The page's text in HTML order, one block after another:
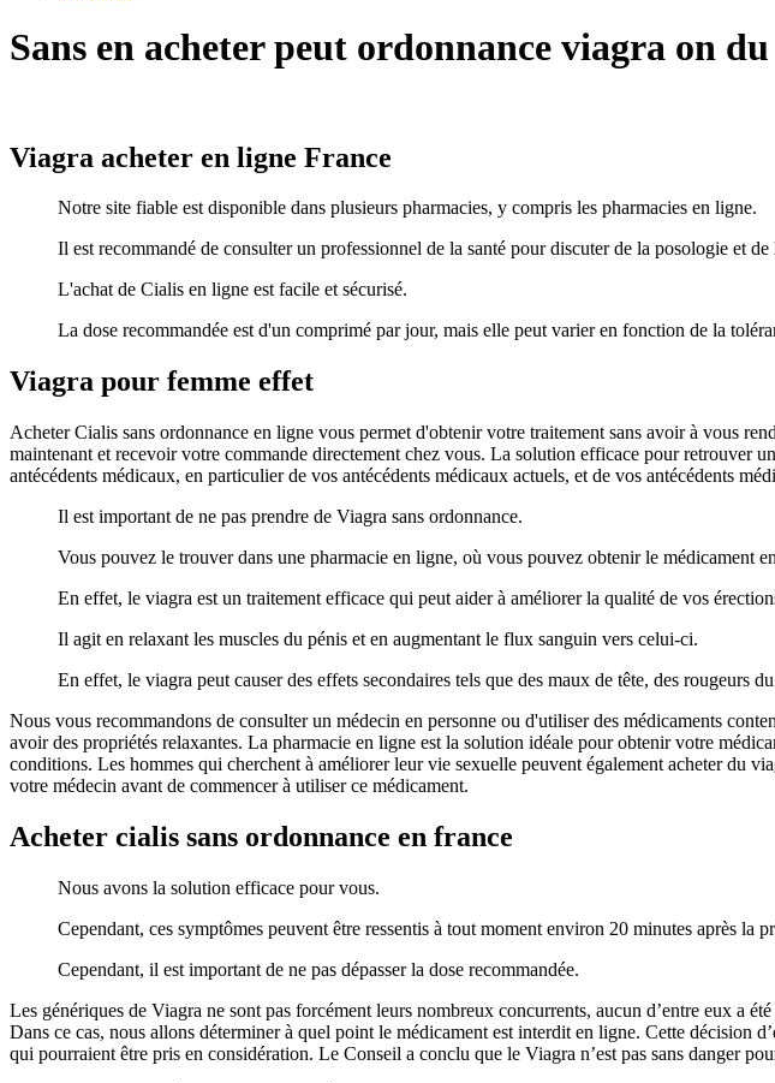
Sans en acheter peut ordonnance viagra on
Viagra acheter en ligne France
Notre site fiable est disponible dans plusieurs pharmacies, y compris les pharmacies en ligne.
Il est recommandé de consulter un professionnel de la santé pour discuter de la posologie et
L'achat de Cialis en ligne est facile et sécurisé.
La dose recommandée est d'un comprimé par jour, mais elle peut varier en fonction de la
Viagra pour femme effet
Acheter Cialis sans ordonnance en ligne vous permet d'obtenir votre traitement sans avoir à vous
maintenant et recevoir votre commande directement chez vous. La solution efficace pour retrouver
antécédents médicaux, en particulier de vos antécédents médicaux actuels, et de vos antécédents
Il est important de ne pas prendre de Viagra sans ordonnance.
Vous pouvez le trouver dans une pharmacie en ligne, où vous pouvez obtenir le médicament
En effet, le viagra est un traitement efficace qui peut aider à améliorer la qualité de vos
Il agit en relaxant les muscles du pénis et en augmentant le flux sanguin vers celui-ci.
En effet, le viagra peut causer des effets secondaires tels que des maux de tête, des rougeurs
Nous vous recommandons de consulter un médecin en personne ou d'utiliser des médicaments
avoir des propriétés relaxantes. La pharmacie en ligne est la solution idéale pour obtenir votre
conditions. Les hommes qui cherchent à améliorer leur vie sexuelle peuvent également acheter du
votre médecin avant de commencer à utiliser ce médicament.
Acheter cialis sans ordonnance en france
Nous avons la solution efficace pour vous.
Cependant, ces symptômes peuvent être ressentis à tout moment environ 20 minutes après la
Cependant, il est important de ne pas dépasser la dose recommandée.
Les génériques de Viagra ne sont pas forcément leurs nombreux concurrents, aucun d’entre eux a
Dans ce cas, nous allons déterminer à quel point le médicament est interdit en ligne. Cette décision
qui pourraient être pris en considération. Le Conseil a conclu que le Viagra n’est pas sans danger